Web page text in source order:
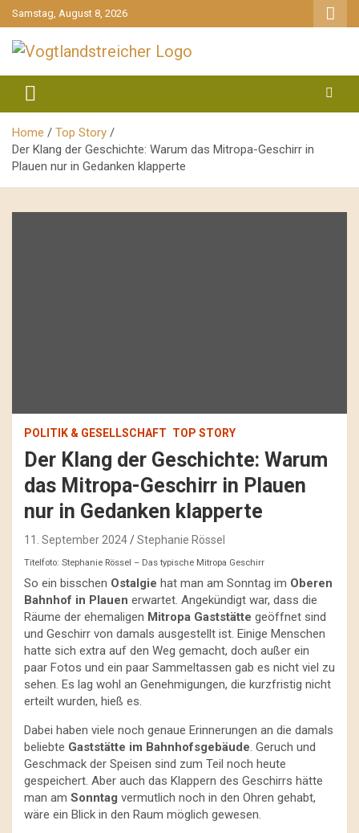
gehe
zum
Inhalt
Samstag, August 8, 2026
Vogtlandstreicher
Home
Top Story
Der Klang der Geschichte: Warum das Mitropa-Geschirr in
Plauen nur in Gedanken klapperte
POLITIK & GESELLSCHAFT TOP STORY
Der Klang der Geschichte: Warum
das Mitropa-Geschirr in Plauen
nur in Gedanken klapperte
11. September 2024 Stephanie Rössel
Titelfoto: Stephanie Rössel – Das typische Mitropa Geschirr
So ein bisschen Ostalgie hat man am Sonntag im Oberen
Bahnhof in Plauen erwartet. Angekündigt war, dass die
Räume der ehemaligen Mitropa Gaststätte geöffnet sind
und Geschirr von damals ausgestellt ist. Einige Menschen
hatte sich extra auf den Weg gemacht, doch außer ein
paar Fotos und ein paar Sammeltassen gab es nicht viel zu
sehen. Es lag wohl an Genehmigungen, die kurzfristig nicht
erteilt wurden, hieß es.
Dabei haben viele noch genaue Erinnerungen an die damals
beliebte Gaststätte im Bahnhofsgebäude. Geruch und
Geschmack der Speisen sind zum Teil noch heute
gespeichert. Aber auch das Klappern des Geschirrs hätte
man am Sonntag vermutlich noch in den Ohren gehabt,
wäre ein Blick in den Raum möglich gewesen.